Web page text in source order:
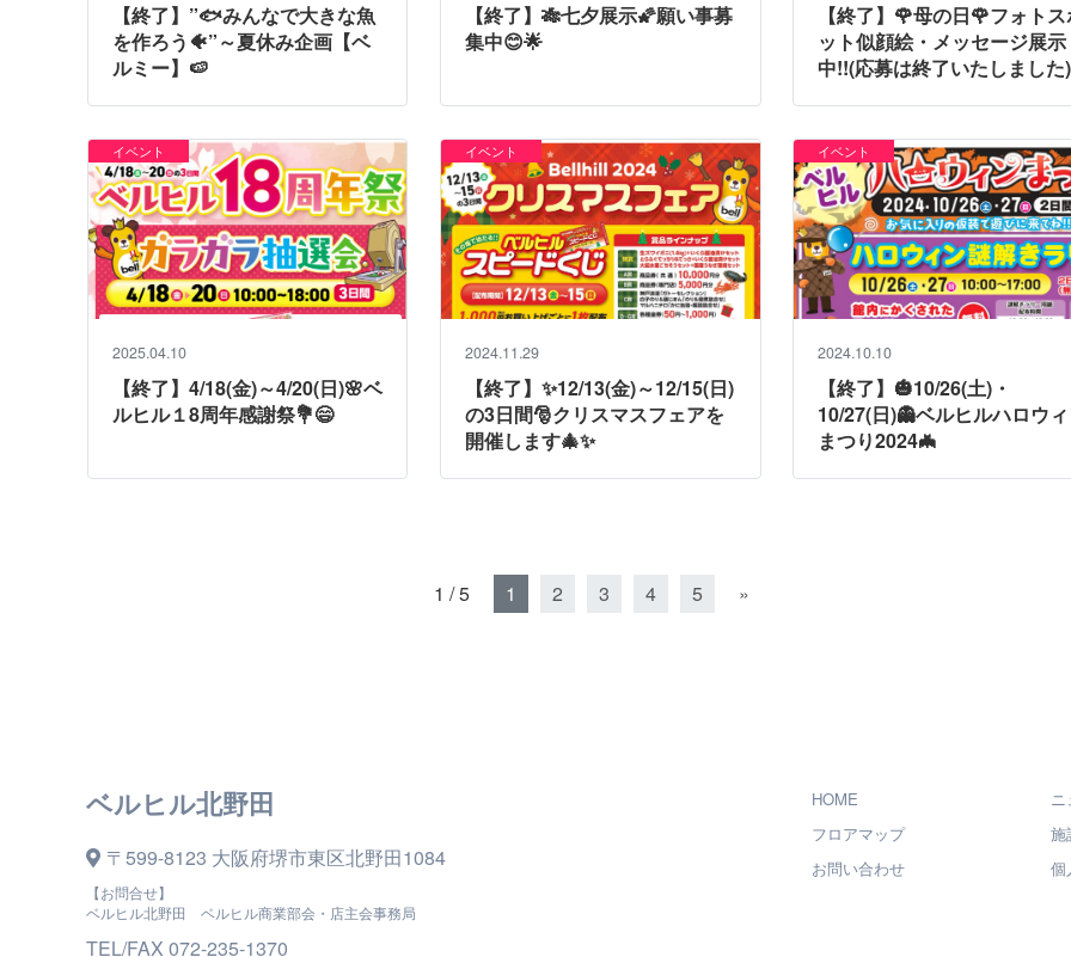
【終了】”🐟みんなで大きな魚
を作ろう🐠”～夏休み企画【ベ
ルミー】🍉
【終了】🎋七夕展示🌠願い事募
集中😊🌟
【終了】🌹母の日🌹フォト
ット似顔絵・メッセージ展示
中!!(応募は終了いたしました)
イベント
2025.04.10
【終了】4/18(金)～4/20(日)🌸ベ
ルヒル１8周年感謝祭💐😄
イベント
2024.11.29
【終了】✨12/13(金)～12/15(日)
の3日間🎅クリスマスフェアを
開催します🎄✨
イベント
2024.10.10
【終了】🎃10/26(土)・
10/27(日)👻ベルヒルハロウ
まつり2024🦇
1 / 5 1 2 3 4 5 »
ベルヒル北野田
〒599-8123 大阪府堺市東区北野田1084
【お問合せ】
ベルヒル北野田 ベルヒル商業部会・店主会事務局
TEL/FAX 072-235-1370
HOME
フロアマップ
施
お問い合わせ
個